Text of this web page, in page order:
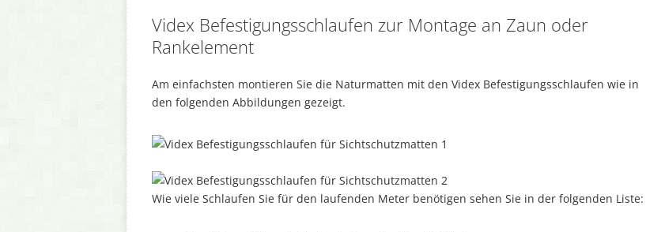
Videx Befestigungsschlaufen zur Montage an Zaun oder
Rankelement
Am einfachsten montieren Sie die Naturmatten mit den Videx Befestigungsschlaufen wie in
den folgenden Abbildungen gezeigt.
Wie viele Schlaufen Sie für den laufenden Meter benötigen sehen Sie in der folgenden Liste: